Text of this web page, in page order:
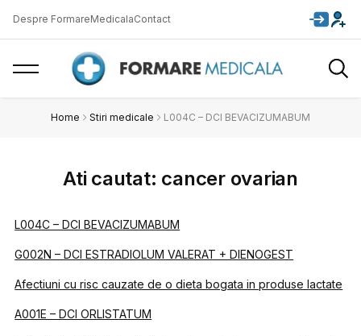
Despre FormareMedicalaContact
Home Stiri medicale L004C – DCI BEVACIZUMABUM
Ati cautat: cancer ovarian
L004C – DCI BEVACIZUMABUM
G002N – DCI ESTRADIOLUM VALERAT + DIENOGEST
Afectiuni cu risc cauzate de o dieta bogata in produse lactate
A001E – DCI ORLISTATUM